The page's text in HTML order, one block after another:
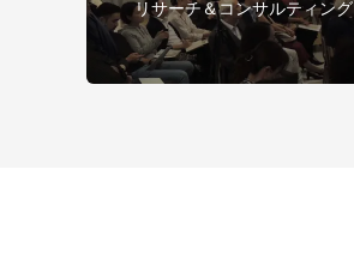
リサーチ＆コンサルティング